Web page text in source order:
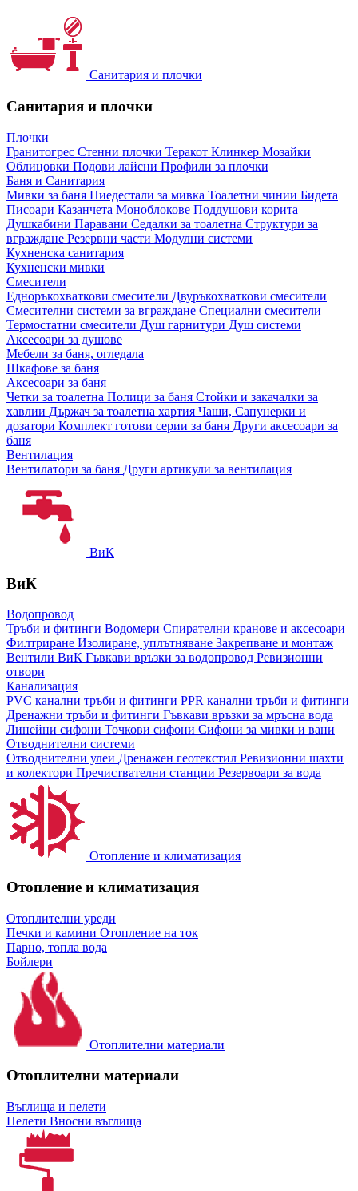
Санитария и плочки
Санитария и плочки
Плочки
Гранитогрес Стенни плочки Теракот Клинкер Мозайки
Облицовки Подови лайсни Профили за плочки
Баня и Санитария
Мивки за баня Пиедестали за мивка Тоалетни чинии Бидета
Писоари Казанчета Моноблокове Поддушови корита
Душкабини Паравани Седалки за тоалетна Структури за
вграждане Резервни части Модулни системи
Кухненска санитария
Кухненски мивки
Смесители
Едноръкохваткови смесители Двуръкохваткови смесители
Смесителни системи за вграждане Специални смесители
Термостатни смесители Душ гарнитури Душ системи
Аксесоари за душове
Мебели за баня, огледала
Шкафове за баня
Аксесоари за баня
Четки за тоалетна Полици за баня Стойки и закачалки за
хавлии Държач за тоалетна хартия Чаши, Сапунерки и
дозатори Комплект готови серии за баня Други аксесоари за
баня
Вентилация
Вентилатори за баня Други артикули за вентилация
ВиК
ВиК
Водопровод
Тръби и фитинги Водомери Спирателни кранове и аксесоари
Филтриране Изолиране, уплътняване Закрепване и монтаж
Вентили ВиК Гъвкави връзки за водопровод Ревизионни
отвори
Канализация
PVC канални тръби и фитинги PPR канални тръби и фитинги
Дренажни тръби и фитинги Гъвкави връзки за мръсна вода
Линейни сифони Точкови сифони Сифони за мивки и вани
Отводнителни системи
Отводнителни улеи Дренажен геотекстил Ревизионни шахти
и колектори Пречиствателни станции Резервоари за вода
Отопление и климатизация
Отопление и климатизация
Отоплителни уреди
Печки и камини Отопление на ток
Парно, топла вода
Бойлери
Отоплителни материали
Отоплителни материали
Въглища и пелети
Пелети Вносни въглища